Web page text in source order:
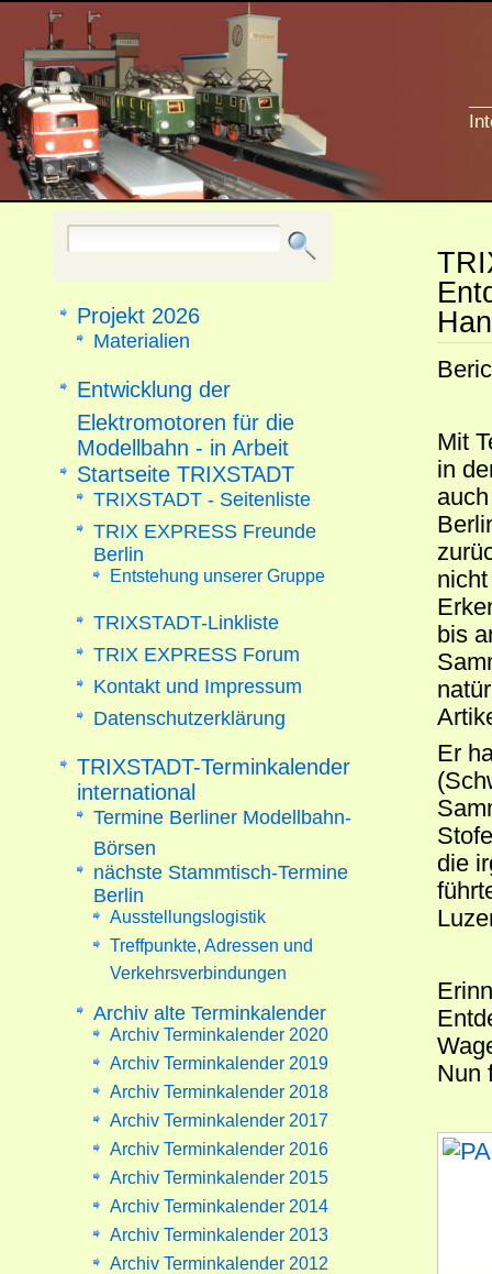
Mit
in
bis
Er
die
Nun
Projekt 2026
Materialien
Entwicklung der
Elektromotoren für die
Modellbahn - in Arbeit
Startseite TRIXSTADT
TRIXSTADT - Seitenliste
TRIX EXPRESS Freunde
Berlin
Entstehung unserer Gruppe
TRIXSTADT-Linkliste
TRIX EXPRESS Forum
Kontakt und Impressum
Datenschutzerklärung
TRIXSTADT-Terminkalender
international
Termine Berliner Modellbahn-
Börsen
nächste Stammtisch-Termine
Berlin
Ausstellungslogistik
Treffpunkte, Adressen und
Verkehrsverbindungen
Archiv alte Terminkalender
Archiv Terminkalender 2020
Archiv Terminkalender 2019
Archiv Terminkalender 2018
Archiv Terminkalender 2017
Archiv Terminkalender 2016
Archiv Terminkalender 2015
Archiv Terminkalender 2014
Archiv Terminkalender 2013
Archiv Terminkalender 2012